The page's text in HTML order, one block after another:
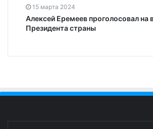
15 марта 2024
Алексей Еремеев проголосовал на
Президента страны